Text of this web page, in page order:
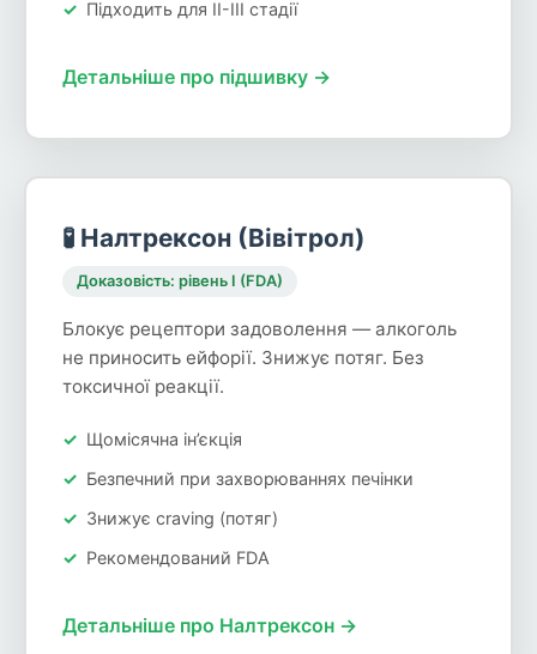
Підходить для II-III стадії
Детальніше про підшивку →
🧪 Налтрексон (Вівітрол)
Доказовість: рівень I (FDA)
Блокує рецептори задоволення — алкоголь
не приносить ейфорії. Знижує потяг. Без
токсичної реакції.
Щомісячна ін’єкція
Безпечний при захворюваннях печінки
Знижує craving (потяг)
Рекомендований FDA
Детальніше про Налтрексон →